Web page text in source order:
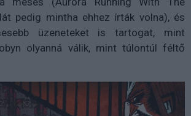
pedig mintha ehhez írták volna), és
üzeneteket is tartogat, mint
olyanná válik, mint túlontúl féltő